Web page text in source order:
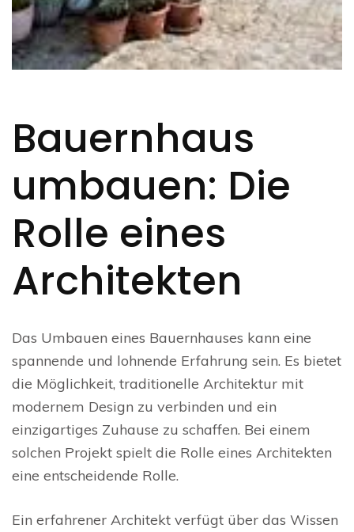
Bauernhaus
umbauen: Die
Rolle eines
Architekten
Das Umbauen eines Bauernhauses kann eine
spannende und lohnende Erfahrung sein. Es bietet
die Möglichkeit, traditionelle Architektur mit
modernem Design zu verbinden und ein
einzigartiges Zuhause zu schaffen. Bei einem
solchen Projekt spielt die Rolle eines Architekten
eine entscheidende Rolle.
Ein erfahrener Architekt verfügt über das Wissen